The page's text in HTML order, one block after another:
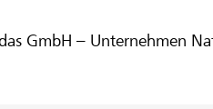
GmbH – Unternehmen